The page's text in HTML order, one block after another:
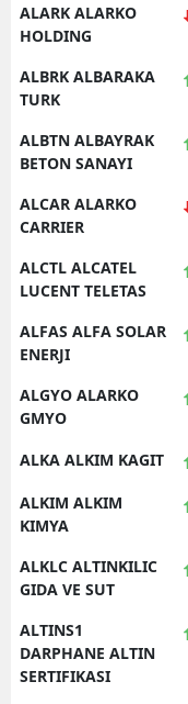
ALARK ALARKO
HOLDING
ALBRK ALBARAKA
TURK
ALBTN ALBAYRAK
BETON SANAYI
ALCAR ALARKO
CARRIER
ALCTL ALCATEL
LUCENT TELETAS
ALFAS ALFA SOLAR
ENERJI
ALGYO ALARKO
GMYO
ALKA ALKIM KAGIT
ALKIM ALKIM
KIMYA
ALKLC ALTINKILIC
GIDA VE SUT
ALTINS1
DARPHANE ALTIN
SERTIFIKASI